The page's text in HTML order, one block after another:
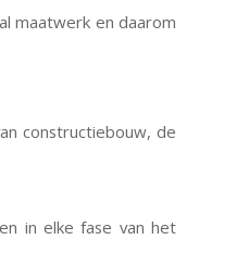
maatwerk en daarom
constructiebouw, de
in elke fase van het